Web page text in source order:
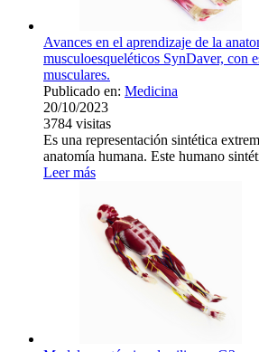
Avances en el aprendizaje de la
musculoesqueléticos SynDaver, con
musculares.
Publicado en: Medicina
20/10/2023
3784 visitas
Es una representación sintética
anatomía humana. Este humano
Leer más